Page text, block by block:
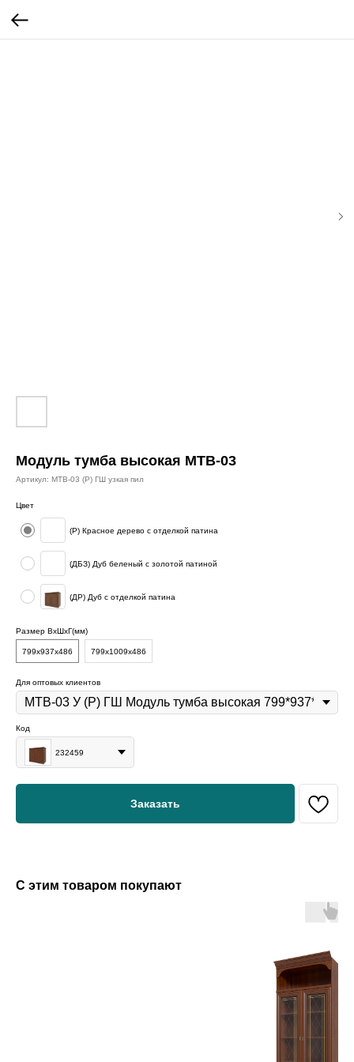
Модуль тумба высокая МТВ-03
Артикул: МТВ-03 (Р) ГШ узкая пил
Цвет
(Р) Красное дерево с отделкой патина
(ДБЗ) Дуб беленый с золотой патиной
(ДР) Дуб с отделкой патина
Размер ВхШхГ(мм)
799х937х486 799х1009х486
Для оптовых клиентов
Код
232459
Заказать
С этим товаром покупают